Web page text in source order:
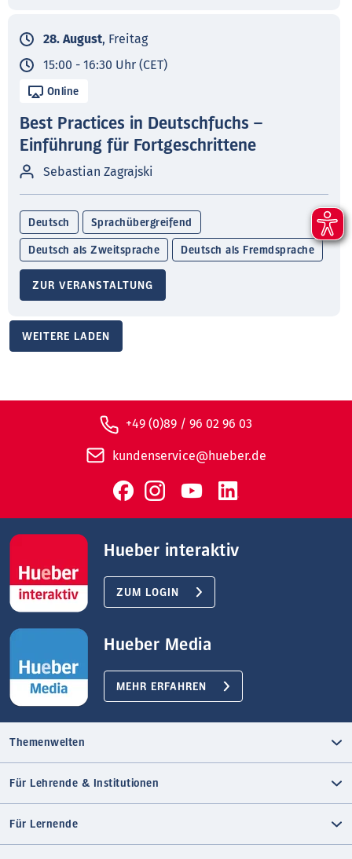
28. August, Freitag
15:00 - 16:30 Uhr (CET)
Online
Best Practices in Deutschfuchs –
Einführung für Fortgeschrittene
Sebastian Zagrajski
Deutsch Sprachübergreifend
Deutsch als Zweitsprache Deutsch als Fremdsprache
ZUR VERANSTALTUNG
WEITERE LADEN
+49 (0)89 / 96 02 96 03
kundenservice@hueber.de
Hueber interaktiv
ZUM LOGIN
Hueber Media
MEHR ERFAHREN
Themenwelten
Für Lehrende & Institutionen
Für Lernende